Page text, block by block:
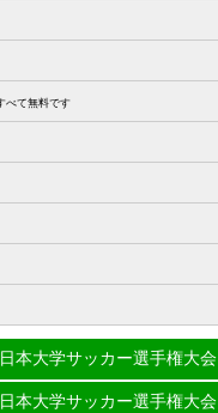
べて無料です
本大学サッカー選手権大会
本大学サッカー選手権大会